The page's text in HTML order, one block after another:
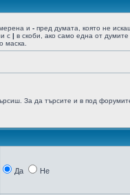
и - пред думата, която не
с | в скоби, ако само една от думите
маска.
За да търсите и в под
Да Не